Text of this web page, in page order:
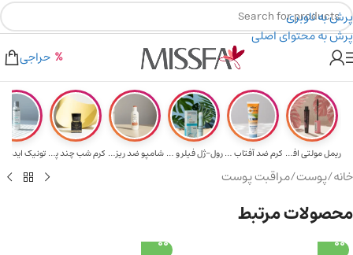
پرش به ناوبری
پرش به محتوای اصلی
۲٪ تخفیف روی سبد خرید برای روش کارت به کارت
هدیه برای خرید های بالای ۵ میلیون تومن
حراجی
ریمل مولتی افکت... کرم ضد آفتاب حا... رول-ژل فیلر و م... شامپو ضد ریزش و... کرم شب چند پپتی... تونیک ایده
خانه/پوست/مراقبت پوست
محصولات مرتبط